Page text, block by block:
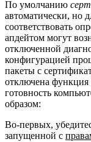
По умолчанию
автоматически, но
соответствовать
апдейтом могут
отключенной
конфигурацией
пакеты с
отключена функция
готовность
образом:
Во-первых,
запущенной с